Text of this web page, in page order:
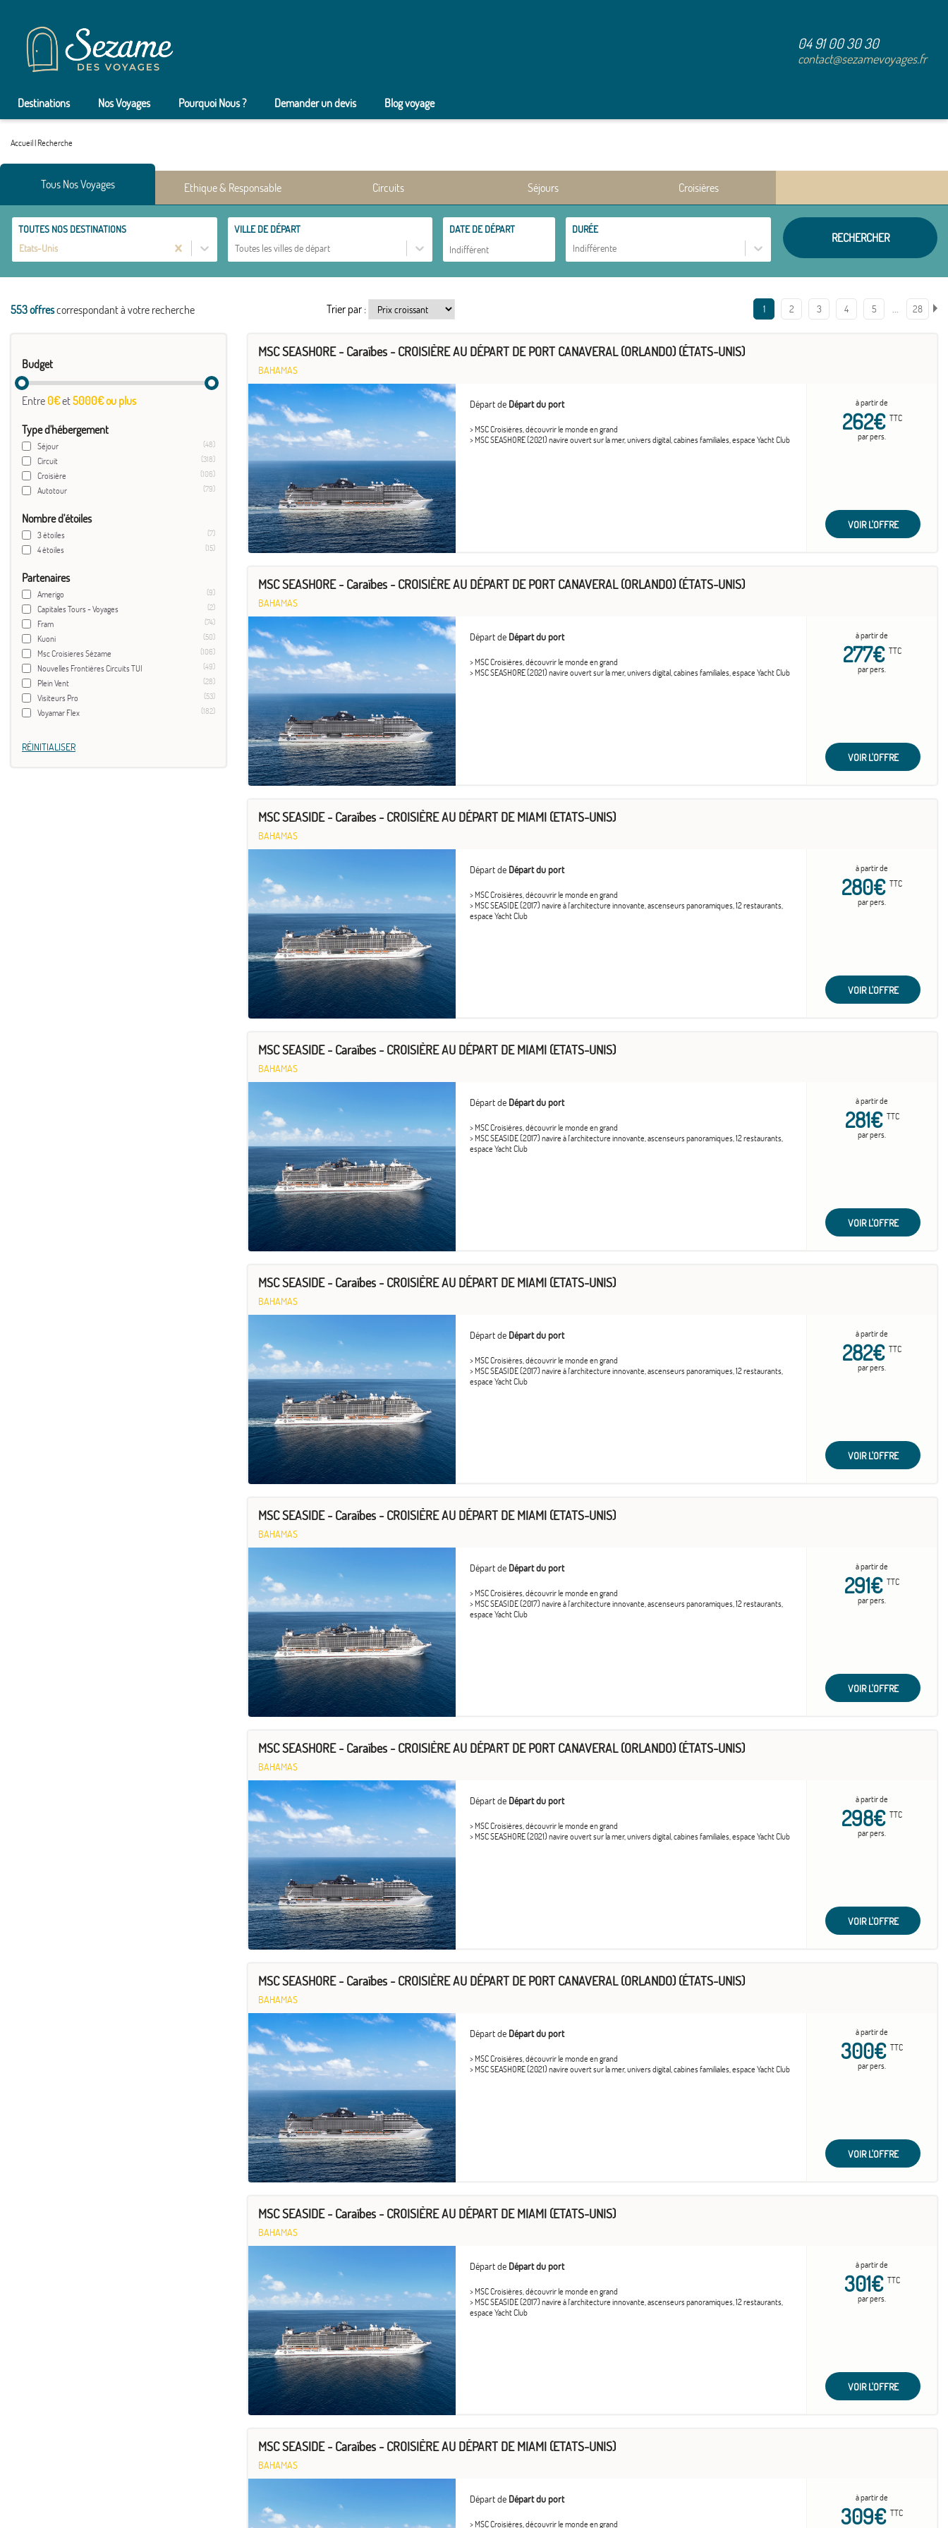
04 91 00 30 30
contact@sezamevoyages.fr
Destinations Nos Voyages Pourquoi Nous ? Demander un devis Blog voyage
Accueil| Recherche
Tous Nos Voyages Ethique & Responsable Circuits Séjours Croisières
TOUTES NOS DESTINATIONS
Etats-Unis
VILLE DE DÉPART
Toutes les villes de départ
DATE DE DÉPART
DURÉE
Indifférente
RECHERCHER
553 offrescorrespondant à votre recherche Trier par : 1 2 3 4 5 … 28
Budget
Entre 0€et5000€ ou plus
Type d'hébergement
Séjour (48)
Circuit (318)
Croisière (106)
Autotour (79)
Nombre d'étoiles
3 étoiles (7)
4 étoiles (15)
Partenaires
Amerigo (9)
Capitales Tours - Voyages (2)
Fram (74)
Kuoni (50)
Msc Croisieres Sézame (106)
Nouvelles Frontières Circuits TUI (49)
Plein Vent (28)
Visiteurs Pro (53)
Voyamar Flex (182)
RÉINITIALISER
MSC SEASHORE - Caraïbes - CROISIÈRE AU DÉPART DE PORT CANAVERAL (ORLANDO) (ÉTATS-UNIS)
BAHAMAS
Départ de Départ du port
> MSC Croisières, découvrir le monde en grand
> MSC SEASHORE (2021) navire ouvert sur la mer, univers digital, cabines familiales, espace Yacht Club
à partir de
262€ TTC
par pers.
VOIR L'OFFRE
MSC SEASHORE - Caraïbes - CROISIÈRE AU DÉPART DE PORT CANAVERAL (ORLANDO) (ÉTATS-UNIS)
BAHAMAS
Départ de Départ du port
> MSC Croisières, découvrir le monde en grand
> MSC SEASHORE (2021) navire ouvert sur la mer, univers digital, cabines familiales, espace Yacht Club
à partir de
277€ TTC
par pers.
VOIR L'OFFRE
MSC SEASIDE - Caraïbes - CROISIÈRE AU DÉPART DE MIAMI (ETATS-UNIS)
BAHAMAS
Départ de Départ du port
> MSC Croisières, découvrir le monde en grand
> MSC SEASIDE (2017) navire à l'architecture innovante, ascenseurs panoramiques, 12 restaurants,
espace Yacht Club
à partir de
280€ TTC
par pers.
VOIR L'OFFRE
MSC SEASIDE - Caraïbes - CROISIÈRE AU DÉPART DE MIAMI (ETATS-UNIS)
BAHAMAS
Départ de Départ du port
> MSC Croisières, découvrir le monde en grand
> MSC SEASIDE (2017) navire à l'architecture innovante, ascenseurs panoramiques, 12 restaurants,
espace Yacht Club
à partir de
281€ TTC
par pers.
VOIR L'OFFRE
MSC SEASIDE - Caraïbes - CROISIÈRE AU DÉPART DE MIAMI (ETATS-UNIS)
BAHAMAS
Départ de Départ du port
> MSC Croisières, découvrir le monde en grand
> MSC SEASIDE (2017) navire à l'architecture innovante, ascenseurs panoramiques, 12 restaurants,
espace Yacht Club
à partir de
282€ TTC
par pers.
VOIR L'OFFRE
MSC SEASIDE - Caraïbes - CROISIÈRE AU DÉPART DE MIAMI (ETATS-UNIS)
BAHAMAS
Départ de Départ du port
> MSC Croisières, découvrir le monde en grand
> MSC SEASIDE (2017) navire à l'architecture innovante, ascenseurs panoramiques, 12 restaurants,
espace Yacht Club
à partir de
291€ TTC
par pers.
VOIR L'OFFRE
MSC SEASHORE - Caraïbes - CROISIÈRE AU DÉPART DE PORT CANAVERAL (ORLANDO) (ÉTATS-UNIS)
BAHAMAS
Départ de Départ du port
> MSC Croisières, découvrir le monde en grand
> MSC SEASHORE (2021) navire ouvert sur la mer, univers digital, cabines familiales, espace Yacht Club
à partir de
298€ TTC
par pers.
VOIR L'OFFRE
MSC SEASHORE - Caraïbes - CROISIÈRE AU DÉPART DE PORT CANAVERAL (ORLANDO) (ÉTATS-UNIS)
BAHAMAS
Départ de Départ du port
> MSC Croisières, découvrir le monde en grand
> MSC SEASHORE (2021) navire ouvert sur la mer, univers digital, cabines familiales, espace Yacht Club
à partir de
300€ TTC
par pers.
VOIR L'OFFRE
MSC SEASIDE - Caraïbes - CROISIÈRE AU DÉPART DE MIAMI (ETATS-UNIS)
BAHAMAS
Départ de Départ du port
> MSC Croisières, découvrir le monde en grand
> MSC SEASIDE (2017) navire à l'architecture innovante, ascenseurs panoramiques, 12 restaurants,
espace Yacht Club
à partir de
301€ TTC
par pers.
VOIR L'OFFRE
MSC SEASIDE - Caraïbes - CROISIÈRE AU DÉPART DE MIAMI (ETATS-UNIS)
BAHAMAS
Départ de Départ du port
> MSC Croisières, découvrir le monde en grand
à partir de
309€ TTC